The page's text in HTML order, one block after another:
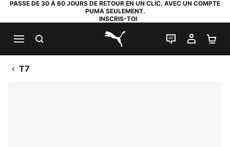
PASSE DE 30 À 60 JOURS DE RETOUR EN UN CLIC. AVEC UN COMPTE
PUMA SEULEMENT.
INSCRIS-TOI
PUMA.com
LIVE CHAT
MON
T7